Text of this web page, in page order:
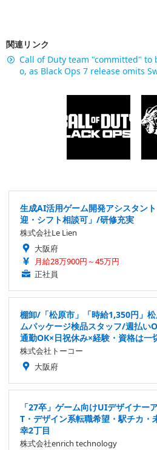
関連リンク
Call of Duty team "committed"
o, as Black Ops 7 release omits
生成AI活用ゲーム開発アシスタン
迎・シフト相談可」/研修充実
株式会社Le Lien
大阪府
月給28万900円～45万円
正社員
棚卸/「松原市」「時給1,350円」
ムパッケージ検品スタッフ/週払い
通勤OK×日祝休み×経験・資格は一
株式会社トーコー
大阪府
「27卒」ゲーム向けUIデザイナー
T・デザイン系転職希望・駅チカ
幸2丁目
株式会社enrich technology